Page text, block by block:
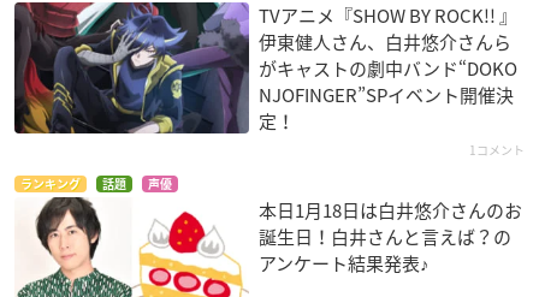
TVアニメ『SHOW BY ROCK!! 』
伊東健人さん、白井悠介さんら
がキャストの劇中バンド“DOKO
NJOFINGER”SPイベント開催決
定！
1コメント
ランキング 話題 声優
本日1月18日は白井悠介さんのお
誕生日！白井さんと言えば？の
アンケート結果発表♪